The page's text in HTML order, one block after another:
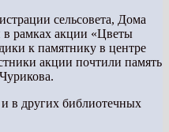
сельсовета, Дома
в рамках акции «Цветы
к памятнику в центре
акции почтили память
в других библиотечных